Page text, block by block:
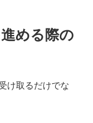
める際の
け取るだけでな